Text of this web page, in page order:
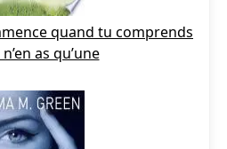
quand tu comprends
as qu’une